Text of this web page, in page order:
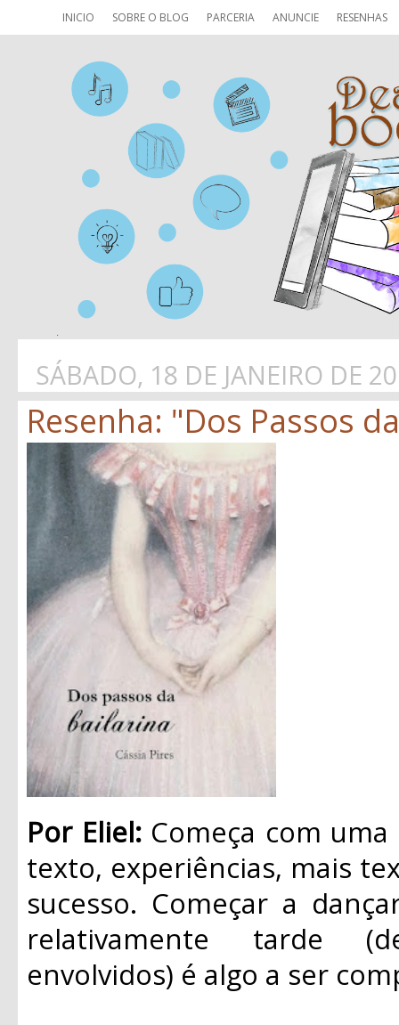
INICIO SOBRE O BLOG PARCERIA ANUNCIE RESENHAS
SÁBADO, 18 DE JANEIRO DE
Resenha: "Dos Passos
Por Eliel:Começa com
texto, experiências, mais
sucesso. Começar a
relativamente tarde
envolvidos) é algo a ser